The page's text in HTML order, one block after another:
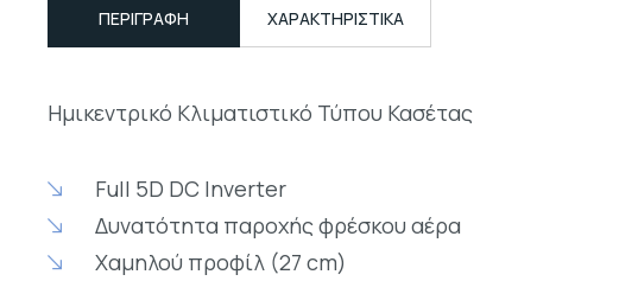
ΠΕΡΙΓΡΑΦΉ ΧΑΡΑΚΤΗΡΙΣΤΙΚΑ
Ημικεντρικό Κλιματιστικό Τύπου Κασέτας
Full 5D DC Inverter
Δυνατότητα παροχής φρέσκου αέρα
Χαμηλού προφίλ (27 cm)